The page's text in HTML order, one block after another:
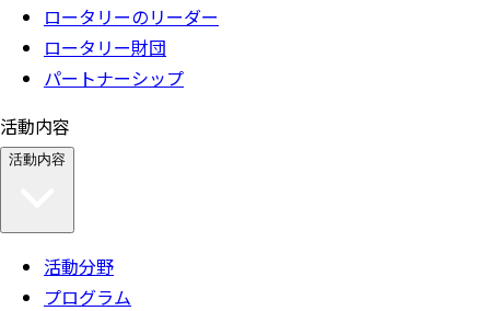
ロータリーのリーダー
ロータリー財団
パートナーシップ
活動内容
活動内容
活動分野
プログラム